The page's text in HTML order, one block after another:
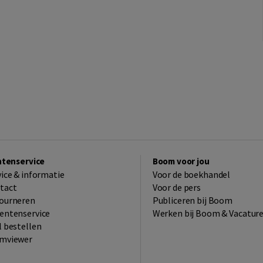
& informatie
bestellen
Boom voor jou
Voor de boekhandel
Voor de pers
Publiceren bij Boom
Werken bij Boom &